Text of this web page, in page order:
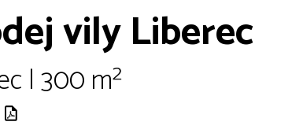
vily Liberec
| 300 m²